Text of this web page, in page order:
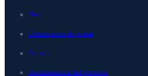
Blog
Comunicados de prensa
Glosario
Documentación del producto